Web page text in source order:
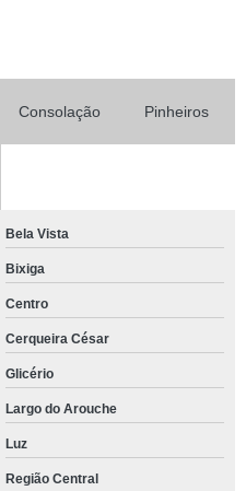
Consolação Pinheiros
Bela Vista
Bixiga
Centro
Cerqueira César
Glicério
Largo do Arouche
Luz
Região Central